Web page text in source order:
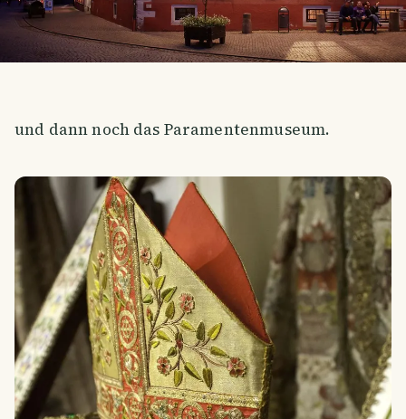
und dann noch das Paramentenmuseum.